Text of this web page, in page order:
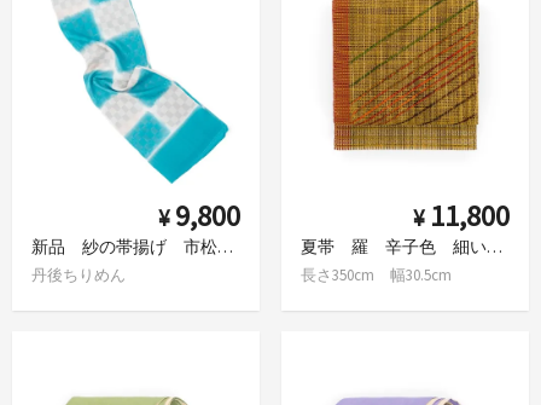
¥ 9,800
新品 紗の帯揚げ 市松 新橋色×白鼠
丹後ちりめん
¥ 11,800
夏帯 羅 辛子色 細いライン
長さ350cm 幅30.5cm